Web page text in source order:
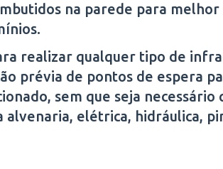
na parede para melhor
realizar qualquer tipo de
prévia de pontos de espera
sem que seja necessário
elétrica, hidráulica,